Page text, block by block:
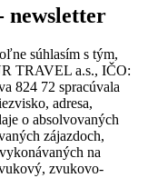
newsletter
súhlasím s tým,
TRAVEL a.s., IČO:
824 72 spracúvala
adresa,
o absolvovaných
zájazdoch,
na
zvukovo-